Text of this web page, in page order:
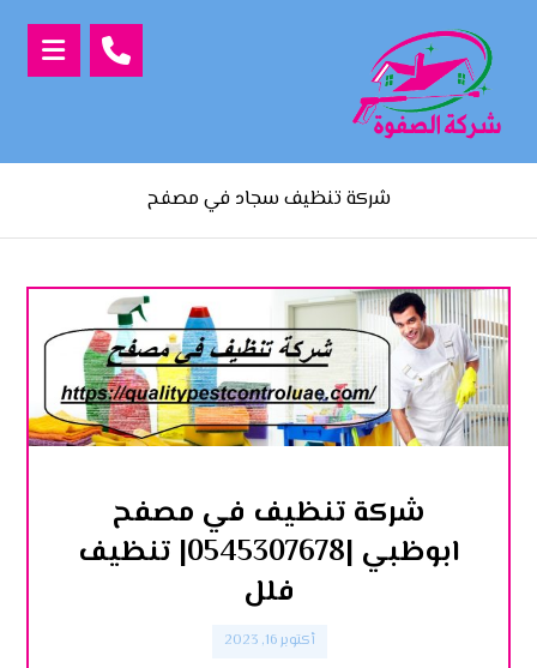
شركة تنظيف سجاد في مصفح
شركة تنظيف في مصفح
ابوظبي |0545307678| تنظيف
فلل
أكتوبر 16, 2023